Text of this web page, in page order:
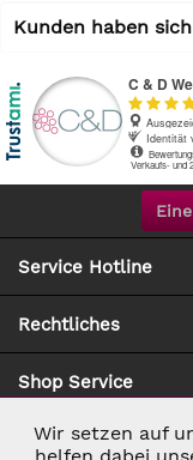
Kunden haben
Service Hotline
Rechtliches
Shop Service
Zahlung & Versand
Notwendig
Wir setzen auf